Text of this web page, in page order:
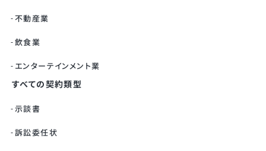
不動産業
飲食業
エンターテインメント業
すべての契約類型
示談書
訴訟委任状